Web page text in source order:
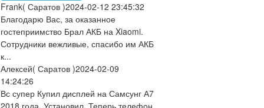
Frank( Саратов )2024-02-12 23:45:32
Благодарю Вас, за оказанное
гостеприимство Брал АКБ на Xiaomi.
Сотрудники вежливые, спасибо им АКБ
к...
Алексей( Саратов )2024-02-09
14:24:26
Вс супер Купил дисплей на Самсунг А7
2018 года. Установил. Теперь телефон